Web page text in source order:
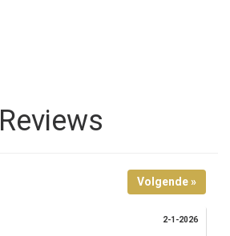
Reviews
Volgende »
2-1-2026